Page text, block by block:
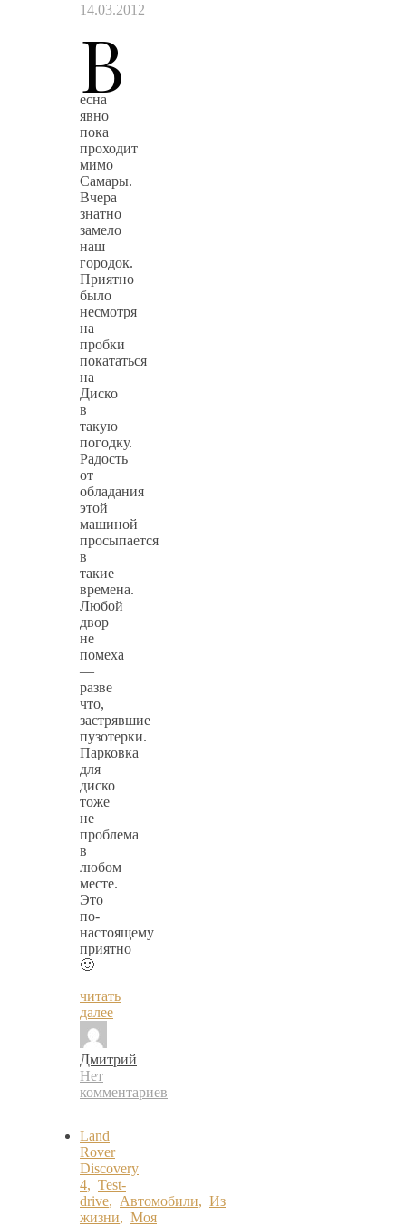
14.03.2012
В
есна
явно
пока
проходит
мимо
Самары.
Вчера
знатно
замело
наш
городок.
Приятно
было
несмотря
на
пробки
покататься
на
Диско
в
такую
погодку.
Радость
от
обладания
этой
машиной
просыпается
в
такие
времена.
Любой
двор
не
помеха
—
разве
что,
застрявшие
пузотерки.
Парковка
для
диско
тоже
не
проблема
в
любом
месте.
Это
по-
настоящему
приятно
🙂
читать
далее
Дмитрий
Нет
комментариев
Land
Rover
Discovery
4, Test-
drive, Автомобили, Из
жизни, Моя